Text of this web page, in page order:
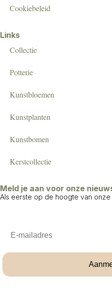
Cookiebeleid
Links
Collectie
Potterie
Kunstbloemen
Kunstplanten
Kunstbomen
Kerstcollectie
Meld je aan voor onze
Als eerste op de hoogte van